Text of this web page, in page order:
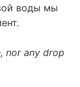
воды мы
nor any drop